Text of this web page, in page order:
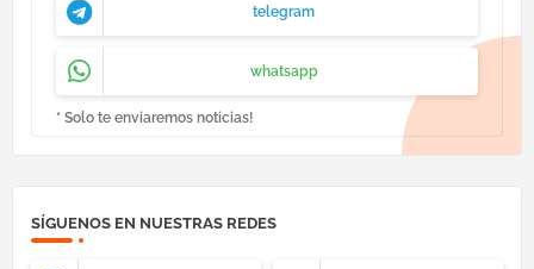
telegram
whatsapp
* Solo te enviaremos noticias!
SÍGUENOS EN NUESTRAS REDES